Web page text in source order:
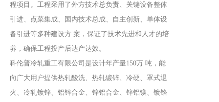
程项目。工程采用了外方技术总负责、关键设备整体
引进、点菜集成、国内技术总成、自主创新、单体设
备引进等多种建设方 案，保证了技术先进和人才的培
养，确保工程投产后达产达效。
科伦普冷轧重工有限公司是设计年产量150万 吨，能
向广大用户提供热轧酸洗、热轧镀锌、冷硬、罩式退
火、冷轧镀锌、铝锌合金、锌铝合金、锌铝镁、镀铬